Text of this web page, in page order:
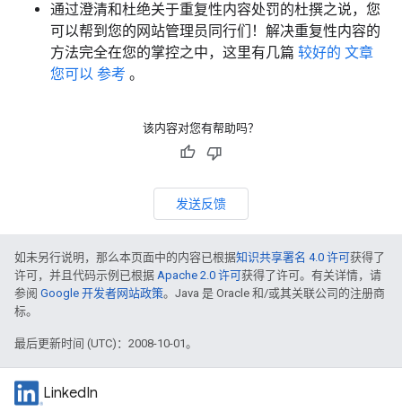
通过澄清和杜绝关于重复性内容处罚的杜撰之说，您
可以帮到您的网站管理员同行们！解决重复性内容的
方法完全在您的掌控之中，这里有几篇 较好的 文章
您可以 参考 。
该内容对您有帮助吗？
发送反馈
如未另行说明，那么本页面中的内容已根据知识共享署名 4.0 许可获得了
许可，并且代码示例已根据 Apache 2.0 许可获得了许可。有关详情，请
参阅 Google 开发者网站政策。Java 是 Oracle 和/或其关联公司的注册商
标。
最后更新时间 (UTC)：2008-10-01。
LinkedIn